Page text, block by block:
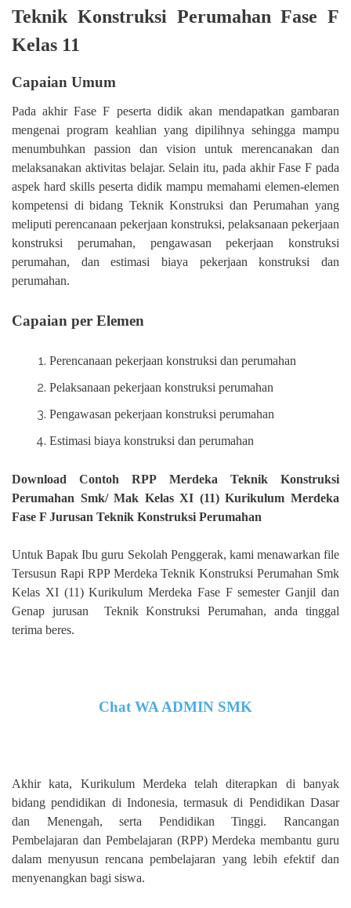
Teknik Konstruksi Perumahan Fase F
Kelas 11
Capaian Umum
Pada akhir Fase F peserta didik akan mendapatkan gambaran
mengenai program keahlian yang dipilihnya sehingga mampu
menumbuhkan passion dan vision untuk merencanakan dan
melaksanakan aktivitas belajar. Selain itu, pada akhir Fase F pada
aspek hard skills peserta didik mampu memahami elemen-elemen
kompetensi di bidang Teknik Konstruksi dan Perumahan yang
meliputi perencanaan pekerjaan konstruksi, pelaksanaan pekerjaan
konstruksi perumahan, pengawasan pekerjaan konstruksi
perumahan, dan estimasi biaya pekerjaan konstruksi dan
perumahan.
Capaian per Elemen
Perencanaan pekerjaan konstruksi dan perumahan
Pelaksanaan pekerjaan konstruksi perumahan
Pengawasan pekerjaan konstruksi perumahan
Estimasi biaya konstruksi dan perumahan
Download Contoh RPP Merdeka Teknik Konstruksi
Perumahan Smk/ Mak Kelas XI (11) Kurikulum Merdeka
Fase F Jurusan Teknik Konstruksi Perumahan
Untuk Bapak Ibu guru Sekolah Penggerak, kami menawarkan file
Tersusun Rapi RPP Merdeka Teknik Konstruksi Perumahan Smk
Kelas XI (11) Kurikulum Merdeka Fase F semester Ganjil dan
Genap jurusan
Teknik Konstruksi Perumahan, anda tinggal
terima beres.
Chat WA ADMIN SMK
Akhir kata, Kurikulum Merdeka telah diterapkan di banyak
bidang pendidikan di Indonesia, termasuk di Pendidikan Dasar
dan Menengah, serta Pendidikan Tinggi. Rancangan
Pembelajaran dan Pembelajaran (RPP) Merdeka membantu guru
dalam menyusun rencana pembelajaran yang lebih efektif dan
menyenangkan bagi siswa.